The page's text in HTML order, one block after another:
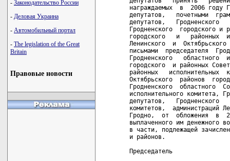
- Законодательство России
- Деловая Украина
- Автомобильный портал
- The legislation of the Great
Britain
Правовые новости
награждаемых  в  2006 году
депутатов,   почетными
депутатов,   Гродненского
Гродненского  городского и
городского   и   районных
Ленинского  и  Октябрьского
письмами  председателя
Гродненского   областного
городского  и районных
районных   исполнительных
Октябрьского  районов
Гродненского  областного
исполнительного комитета,
депутатов,   Гродненского
комитетов,  администраций
Гродно,  от  обложения  в
выплаченного им денежного
в части, подлежащей
и районов.
Председатель